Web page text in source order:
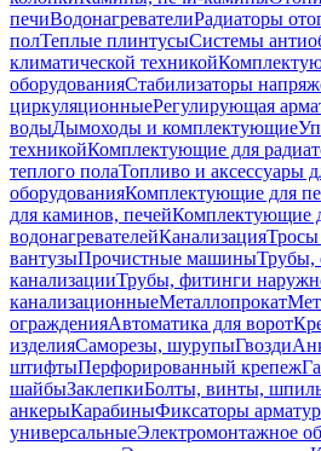
печиВодонагревателиРадиаторы
полТеплые плинтусыСистемы
климатической техникой
оборудованияСтабилизаторы
циркуляционныеРегулирующая
водыДымоходы и комплектующие
техникойКомплектующие для
теплого полаТопливо и аксессуары
оборудованияКомплектующие для
для каминов, печейКомплектующие
водонагревателейКанализацияТросы
вантузыПрочистные машиныТрубы,
канализацииТрубы, фитинги
канализационныеМеталлопрокат
огражденияАвтоматика для ворот
изделияСаморезы, шурупыГвозди
штифтыПерфорированный крепеж
шайбыЗаклепкиБолты, винты,
анкерыКарабиныФиксаторы
универсальныеЭлектромонтажное